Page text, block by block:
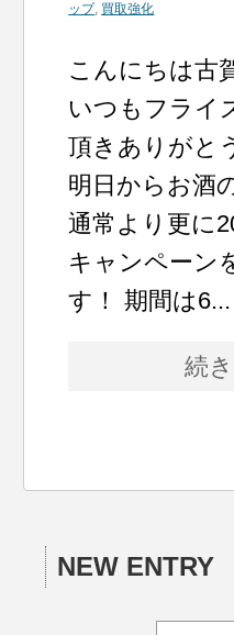
ップ, 買取強化
こんにちは古
いつもフライ
頂きありがと
明日からお酒
通常より更に
キャンペーン
す！ 期間は6...
続
NEW ENTRY